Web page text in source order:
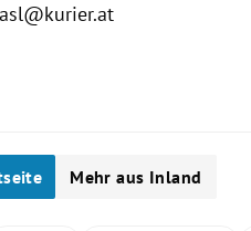
Mehr aus Inland